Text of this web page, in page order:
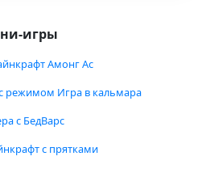
игры
Амонг Ас
режимом Игра в кальмара
с БедВарс
с прятками